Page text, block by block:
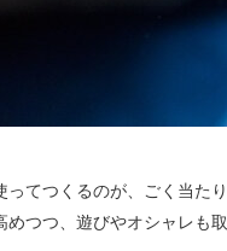
てつくるのが、ごく当たり
つつ、遊びやオシャレも取